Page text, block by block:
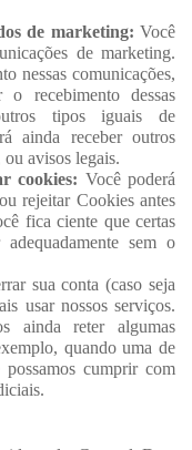
de marketing: Você
de marketing.
nessas comunicações,
recebimento dessas
tipos iguais de
ainda receber outros
ou avisos legais.
cookies: Você poderá
rejeitar Cookies antes
fica ciente que certas
sem o
sua conta (caso seja
usar nossos serviços.
ainda reter algumas
quando uma de
possamos cumprir com